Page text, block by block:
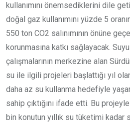
kullanımını önemsediklerini dile
doğal gaz kullanımını yüzde 5
550 ton CO2 salınımının önüne
korunmasına katkı sağlayacak.
çalışmalarının merkezine alan
su ile ilgili projeleri başlattığı yıl
daha az su kullanma hedefiyle
sahip çıktığını ifade etti. Bu
bin konutun yıllık su tüketimi kadar